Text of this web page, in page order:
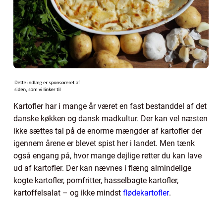
Kartofler har i mange år været en fast bestanddel af det
danske køkken og dansk madkultur. Der kan vel næsten
ikke sættes tal på de enorme mængder af kartofler der
igennem årene er blevet spist her i landet. Men tænk
også engang på, hvor mange dejlige retter du kan lave
ud af kartofler. Der kan nævnes i flæng almindelige
kogte kartofler, pomfritter, hasselbagte kartofler,
kartoffelsalat – og ikke mindst flødekartofler.